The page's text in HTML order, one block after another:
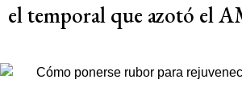
el temporal que azotó el